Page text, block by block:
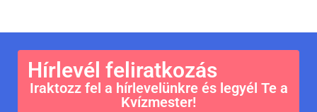
Hírlevél feliratkozás
Iraktozz fel a hírlevelünkre és legyél Te a
Kvízmester!